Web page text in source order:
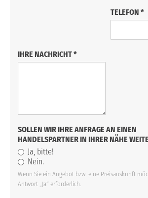
TELEFON *
IHRE NACHRICHT*
SOLLEN WIR IHRE ANFRAGE AN EINEN
HANDELSPARTNER IN IHRER NÄHE
Ja, bitte!
Nein.
Wenn Sie ein Angebot bzw. eine Preisauskunft
Antwort „Ja“ erforderlich.